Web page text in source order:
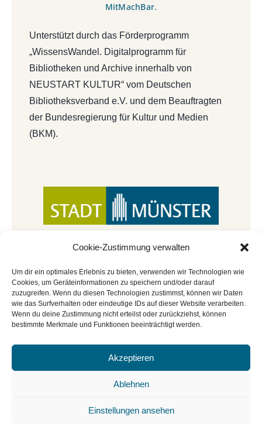
Cookie-Zustimmung verwalten
Um dir ein optimales Erlebnis zu bieten, verwenden wir Technologien wie
Cookies, um Geräteinformationen zu speichern und/oder darauf
zuzugreifen. Wenn du diesen Technologien zustimmst, können wir Daten
wie das Surfverhalten oder eindeutige IDs auf dieser Website verarbeiten.
Wenn du deine Zustimmung nicht erteilst oder zurückziehst, können
bestimmte Merkmale und Funktionen beeinträchtigt werden.
Akzeptieren
Ablehnen
Einstellungen ansehen
MitMachBar.
Unterstützt durch das Förderprogramm
„WissensWandel. Digitalprogramm für
Bibliotheken und Archive innerhalb von
NEUSTART KULTUR“ vom Deutschen
Bibliotheksverband e.V. und dem Beauftragten
der Bundesregierung für Kultur und Medien
(BKM).
© Copyright 2022 - 2026 | Mitmachbar der
Cookie-Richtlinie